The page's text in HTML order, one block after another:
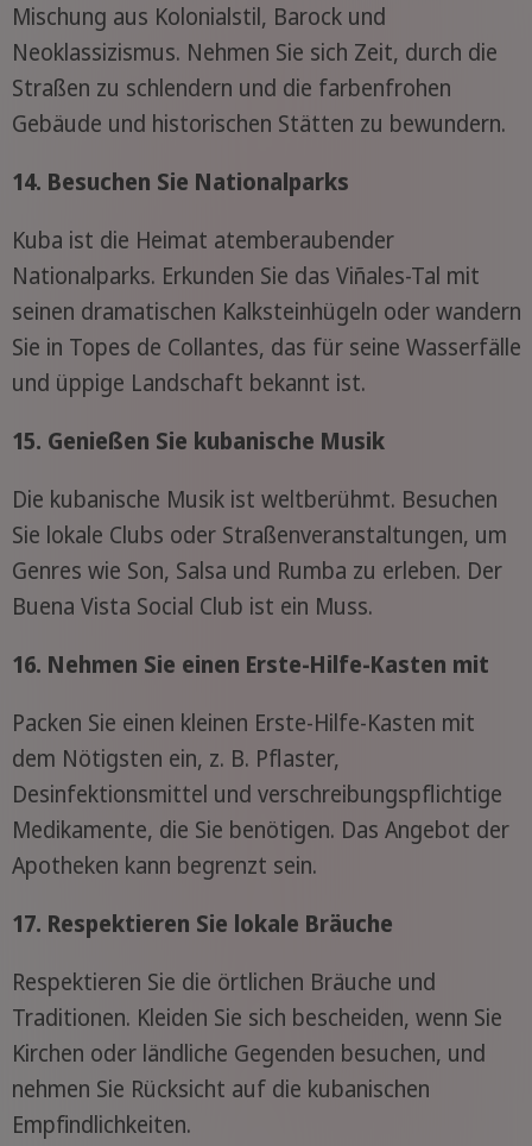
Mischung aus Kolonialstil, Barock und
Neoklassizismus. Nehmen Sie sich Zeit, durch die
Straßen zu schlendern und die farbenfrohen
Gebäude und historischen Stätten zu bewundern.
14. Besuchen Sie Nationalparks
Kuba ist die Heimat atemberaubender
Nationalparks. Erkunden Sie das Viñales-Tal mit
seinen dramatischen Kalksteinhügeln oder wandern
Sie in Topes de Collantes, das für seine Wasserfälle
und üppige Landschaft bekannt ist.
15. Genießen Sie kubanische Musik
Die kubanische Musik ist weltberühmt. Besuchen
Sie lokale Clubs oder Straßenveranstaltungen, um
Genres wie Son, Salsa und Rumba zu erleben. Der
Buena Vista Social Club ist ein Muss.
16. Nehmen Sie einen Erste-Hilfe-Kasten mit
Packen Sie einen kleinen Erste-Hilfe-Kasten mit
dem Nötigsten ein, z. B. Pflaster,
Desinfektionsmittel und verschreibungspflichtige
Medikamente, die Sie benötigen. Das Angebot der
Apotheken kann begrenzt sein.
17. Respektieren Sie lokale Bräuche
Respektieren Sie die örtlichen Bräuche und
Traditionen. Kleiden Sie sich bescheiden, wenn Sie
Kirchen oder ländliche Gegenden besuchen, und
nehmen Sie Rücksicht auf die kubanischen
Empfindlichkeiten.